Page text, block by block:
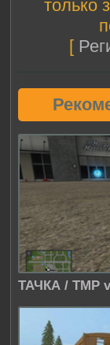
только
[
ТАЧКА / TMP